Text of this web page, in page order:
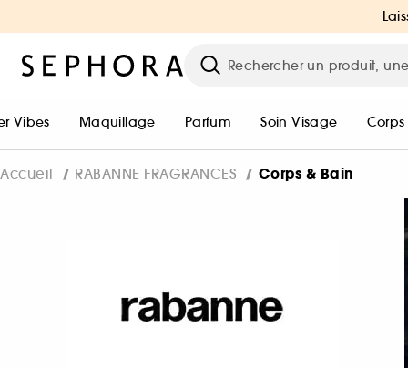
Vibes Maquillage Parfum Soin Visage Corps
Accueil RABANNE FRAGRANCES Corps & Bain